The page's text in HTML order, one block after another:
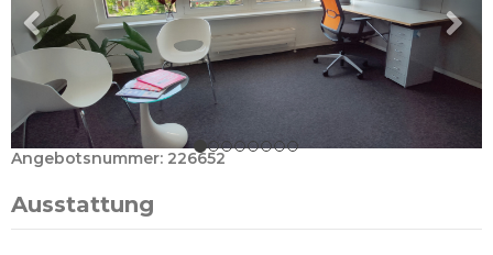
Angebotsnummer: 226652
Ausstattung